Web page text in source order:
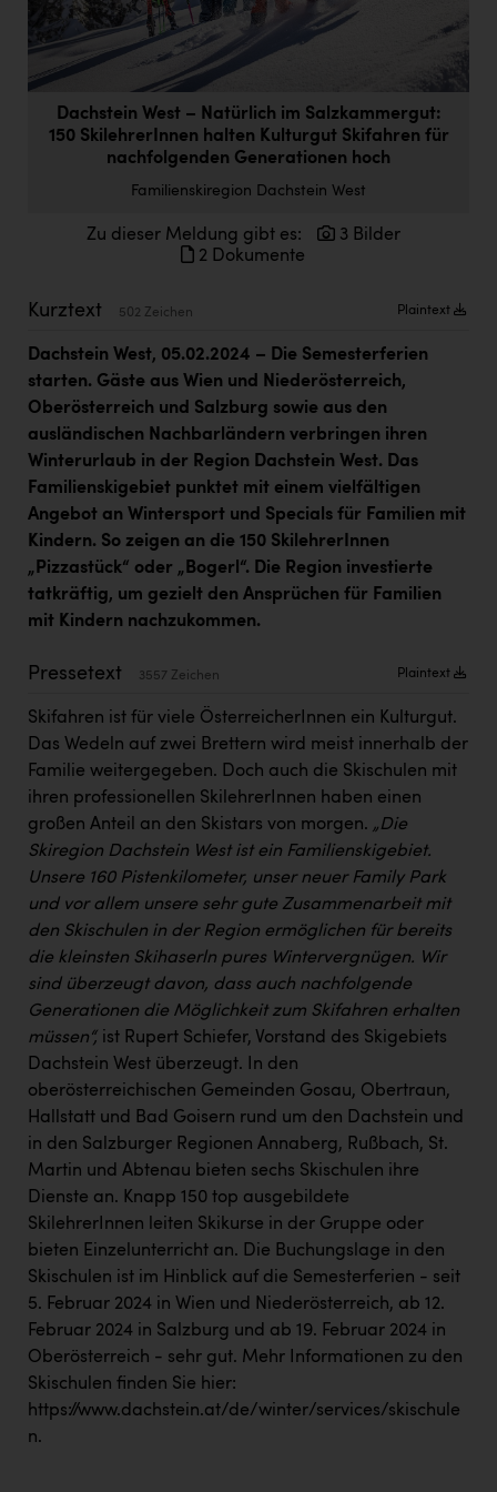
Doppler Gruppe
ERLUS AG
Firmenradl
Fristads Austria
HIG Infomotion Group
Immotech
INTERSPAR
INTERSPORT Austria
Jesolo
Jane Goodall Institute Austria
Kärcher
KEBA
KLIPP Frisör
Kleider Bauer
Maximarkt
Oldtimer Raststationen und Motorhotels
Österreichischer Kachelofenverband
Orlen
Passage Linz
PEZ
PÜSPÖK
REMAX
RE/MAX Welcome
Resch&Frisch
Ruderclub Wels
SCRI - Salzburg Cancer Research Institute
SCHMACHTL GmbH
Schwingshandl - automation technology gmbh
Seher + Partner
Dachstein West – Natürlich im Salzkammergut:
150 SkilehrerInnen halten Kulturgut Skifahren für
nachfolgenden Generationen hoch
Familienskiregion Dachstein West
Zu dieser Meldung gibt es:
3 Bilder
2 Dokumente
Kurztext 502 Zeichen Plaintext
Dachstein West, 05.02.2024 – Die Semesterferien
starten. Gäste aus Wien und Niederösterreich,
Oberösterreich und Salzburg sowie aus den
ausländischen Nachbarländern verbringen ihren
Winterurlaub in der Region Dachstein West. Das
Familienskigebiet punktet mit einem vielfältigen
Angebot an Wintersport und Specials für Familien mit
Kindern. So zeigen an die 150 SkilehrerInnen
„Pizzastück“ oder „Bogerl“. Die Region investierte
tatkräftig, um gezielt den Ansprüchen für Familien
mit Kindern nachzukommen.
Pressetext 3557 Zeichen Plaintext
Skifahren ist für viele ÖsterreicherInnen ein Kulturgut.
Das Wedeln auf zwei Brettern wird meist innerhalb der
Familie weitergegeben. Doch auch die Skischulen mit
ihren professionellen SkilehrerInnen haben einen
großen Anteil an den Skistars von morgen. „Die
Skiregion Dachstein West ist ein Familienskigebiet.
Unsere 160 Pistenkilometer, unser neuer Family Park
und vor allem unsere sehr gute Zusammenarbeit mit
den Skischulen in der Region ermöglichen für bereits
die kleinsten Skihaserln pures Wintervergnügen. Wir
sind überzeugt davon, dass auch nachfolgende
Generationen die Möglichkeit zum Skifahren erhalten
müssen“, ist Rupert Schiefer, Vorstand des Skigebiets
Dachstein West überzeugt. In den
oberösterreichischen Gemeinden Gosau, Obertraun,
Hallstatt und Bad Goisern rund um den Dachstein und
in den Salzburger Regionen Annaberg, Rußbach, St.
Martin und Abtenau bieten sechs Skischulen ihre
Dienste an. Knapp 150 top ausgebildete
SkilehrerInnen leiten Skikurse in der Gruppe oder
bieten Einzelunterricht an. Die Buchungslage in den
Skischulen ist im Hinblick auf die Semesterferien - seit
5. Februar 2024 in Wien und Niederösterreich, ab 12.
Februar 2024 in Salzburg und ab 19. Februar 2024 in
Oberösterreich - sehr gut. Mehr Informationen zu den
Skischulen finden Sie hier:
https://www.dachstein.at/de/winter/services/skischule
n.